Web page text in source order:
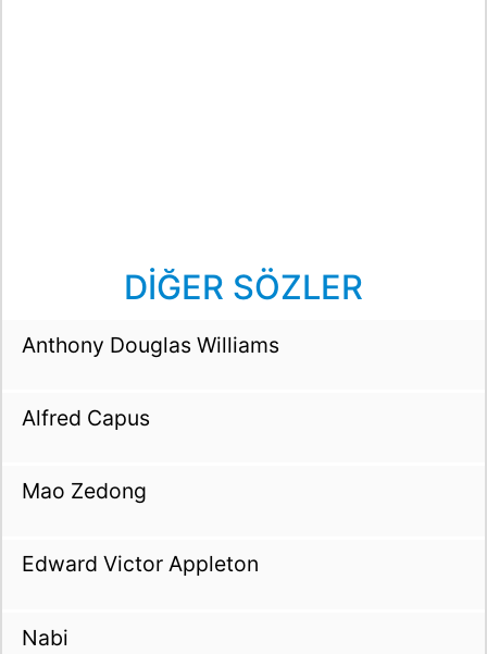
DİĞER SÖZLER
Anthony Douglas Williams
Alfred Capus
Mao Zedong
Edward Victor Appleton
Nabi